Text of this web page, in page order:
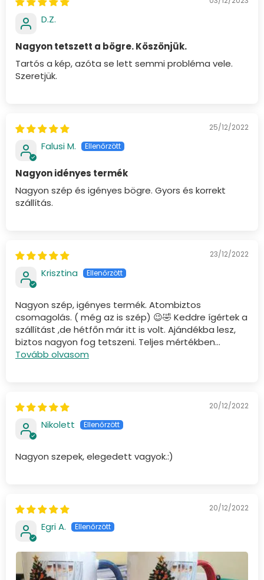
D.Z.
Nagyon tetszett a bögre. Köszönjük.
Tartós a kép, azóta se lett semmi probléma vele.
Szeretjük.
25/12/2022
Falusi M.
Nagyon idényes termék
Nagyon szép és igényes bögre. Gyors és korrekt
szállítás.
23/12/2022
Krisztina
Nagyon szép, igényes termék. Atombiztos
csomagolás. ( még az is szép) 😉🤣 Keddre ígértek a
szállítást ,de hétfőn már itt is volt. Ajándékba lesz,
biztos nagyon fog tetszeni. Teljes mértékben...
Tovább olvasom
20/12/2022
Nikolett
Nagyon szepek, elegedett vagyok.:)
20/12/2022
Egri A.